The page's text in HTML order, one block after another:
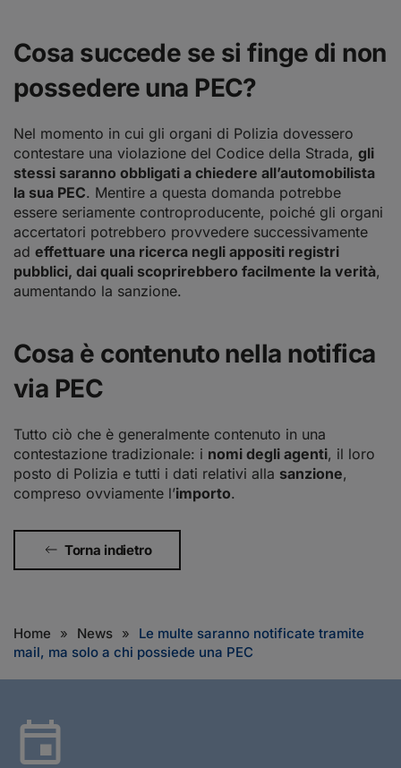
Cosa succede se si finge di non
possedere una PEC?
Nel momento in cui gli organi di Polizia dovessero
contestare una violazione del Codice della Strada, gli
stessi saranno obbligati a chiedere all’automobilista
la sua PEC. Mentire a questa domanda potrebbe
essere seriamente controproducente, poiché gli organi
accertatori potrebbero provvedere successivamente
ad effettuare una ricerca negli appositi registri
pubblici, dai quali scoprirebbero facilmente la verità,
aumentando la sanzione.
Cosa è contenuto nella notifica
via PEC
Tutto ciò che è generalmente contenuto in una
contestazione tradizionale: i nomi degli agenti, il loro
posto di Polizia e tutti i dati relativi alla sanzione,
compreso ovviamente l’importo.
Torna indietro
Home News
Le multe saranno notificate tramite
mail, ma solo a chi possiede una PEC